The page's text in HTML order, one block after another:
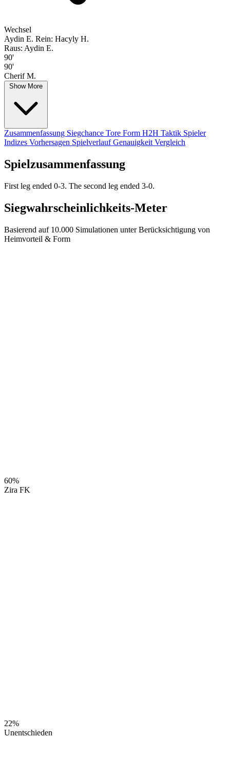
Wechsel
Aydin E. Rein: Hacyly H.
Raus: Aydin E.
90'
90'
Cherif M.
Show More
Zusammenfassung Siegchance Tore Form H2H Taktik Spieler
Indizes Vorhersagen SpielverlaufGenauigkeit Vergleich
Spielzusammenfassung
First leg ended 0-3. The second leg ended 3-0.
Siegwahrscheinlichkeits-Meter
Basierend auf 10.000 Simulationen unter Berücksichtigung von
Heimvorteil & Form
60%
Zira FK
22%
Unentschieden